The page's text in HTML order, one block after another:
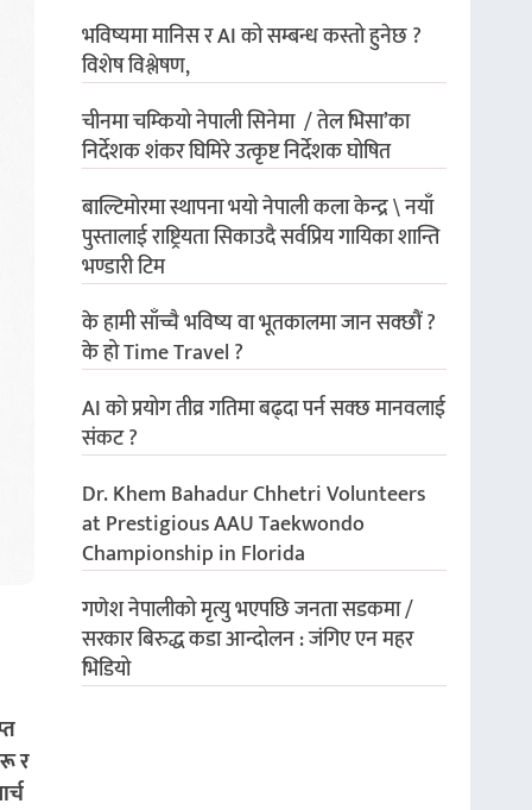
र
भविष्यमा मानिस र AI को सम्बन्ध कस्तो हुनेछ ?
विशेष विश्लेषण,
चीनमा चम्कियो नेपाली सिनेमा / तेल भिसा’का
निर्देशक शंकर घिमिरे उत्कृष्ट निर्देशक घोषित
बाल्टिमोरमा स्थापना भयो नेपाली कला केन्द्र \ नयाँ
पुस्तालाई राष्ट्रियता सिकाउदै सर्वप्रिय गायिका शान्ति
भण्डारी टिम
के हामी साँच्चै भविष्य वा भूतकालमा जान सक्छौं ?
के हो Time Travel ?
AI को प्रयोग तीव्र गतिमा बढ्दा पर्न सक्छ मानवलाई
संकट ?
Dr. Khem Bahadur Chhetri Volunteers
at Prestigious AAU Taekwondo
Championship in Florida
गणेश नेपालीको मृत्यु भएपछि जनता सडकमा /
सरकार बिरुद्ध कडा आन्दोलन : जंगिए एन महर
भिडियो